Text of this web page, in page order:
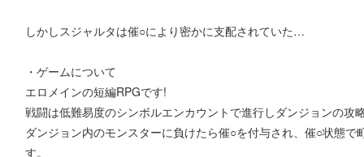
しかしスジャルタは催○により密かに支配されていた…
・ゲームについて
エロメインの短編RPGです!
戦闘は低難易度のシンボルエンカウントで進行しダンジョンの攻
ダンジョン内のモンスターに負けたら催○を付与され、催○状態
す。